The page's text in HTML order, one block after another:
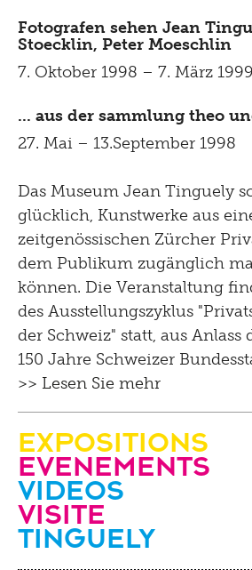
Fotografen sehen Jean
Stoecklin, Peter Moeschlin
7. Oktober 1998 – 7. März 1999
... aus der sammlung theo
27. Mai – 13.September 1998
Das Museum Jean Tinguely
glücklich, Kunstwerke aus
zeitgenössischen Zürcher
dem Publikum zugänglich
können. Die Veranstaltung
des Ausstellungszyklus
der Schweiz" statt, aus Anlass
150 Jahre Schweizer
>> Lesen Sie mehr
Expositions
evenements
videos
Visite
Tinguely